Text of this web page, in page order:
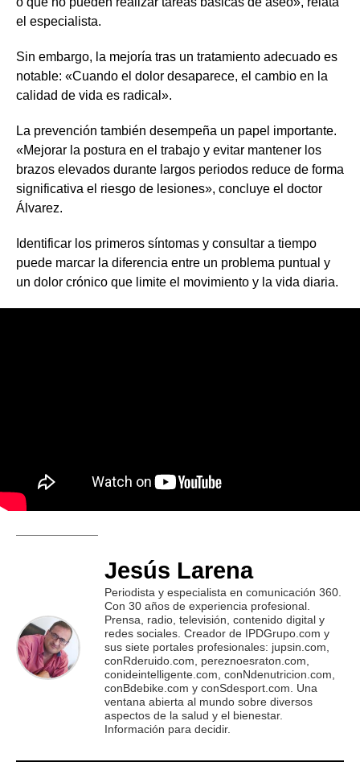
el especialista.
Sin embargo, la mejoría tras un tratamiento adecuado es
notable: «Cuando el dolor desaparece, el cambio en la
calidad de vida es radical».
La prevención también desempeña un papel importante.
«Mejorar la postura en el trabajo y evitar mantener los
brazos elevados durante largos periodos reduce de forma
significativa el riesgo de lesiones», concluye el doctor
Álvarez.
Identificar los primeros síntomas y consultar a tiempo
puede marcar la diferencia entre un problema puntual y
un dolor crónico que limite el movimiento y la vida diaria.
Jesús Larena
Periodista y especialista en comunicación 360.
Con 30 años de experiencia profesional.
Prensa, radio, televisión, contenido digital y
redes sociales. Creador de IPDGrupo.com y
sus siete portales profesionales: jupsin.com,
conRderuido.com, pereznoesraton.com,
conideintelligente.com, conNdenutricion.com,
conBdebike.com y conSdesport.com. Una
ventana abierta al mundo sobre diversos
aspectos de la salud y el bienestar.
Información para decidir.